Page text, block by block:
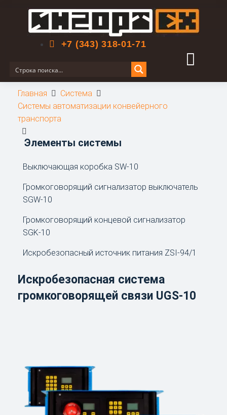
+7 (343) 318-01-71
Главная
Система
Системы автоматизации конвейерного
транспорта
Элементы системы
Выключающая коробка SW-10
Громкоговорящий сигнализатор выключатель
SGW-10
Громкоговорящий концевой сигнализатор
SGK-10
Искробезопасный источник питания ZSI-94/1
Искробезопасная система
громкоговорящей связи UGS-10
Поиск по сайту